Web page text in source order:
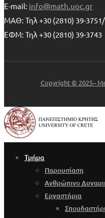
E-mail: info@math.uoc.gr
ΜΑΘ: Τηλ +30 (2810) 39-
ΕΦΜ: Τηλ +30 (2810) 39-3743
Copyright © 2025–
Τμήμα
Παρουσίαση
Ανθρώπινο
Εργαστήρια